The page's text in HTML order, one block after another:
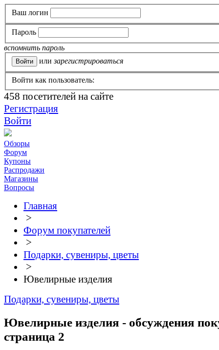
Ваш логин
Пароль
вспомнить пароль
или зарегистрироваться
Войти как пользователь:
458 посетителей на сайте
Регистрация
Войти
Обзоры
Форум
Купоны
Распродажи
Магазины
Вопросы
Главная
>
Форум покупателей
>
Подарки, сувениры, цветы
>
Ювелирные изделия
Подарки, сувениры, цветы
Ювелирные изделия - обсуждения
страница 2